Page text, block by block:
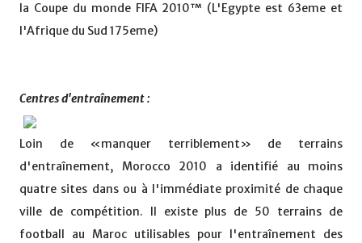
la Coupe du monde FIFA 2010™ (L'Egypte est 63eme et
l'Afrique du Sud 175eme)
Centres d'entraînement :
Loin de «manquer terriblement» de terrains
d'entraînement, Morocco 2010 a identifié au moins
quatre sites dans ou à l'immédiate proximité de chaque
ville de compétition. Il existe plus de 50 terrains de
football au Maroc utilisables pour l'entraînement des